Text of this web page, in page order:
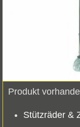
Produkt
Stützräder &